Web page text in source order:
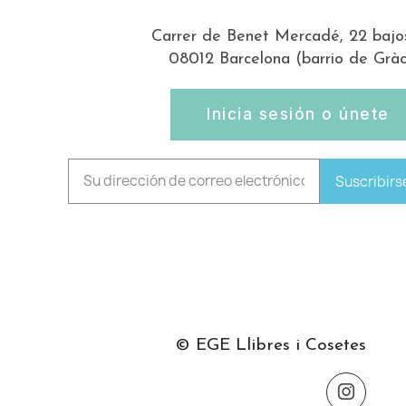
Carrer de Benet Mercadé, 22
08012 Barcelona (barrio de
Inicia sesión o únete
© EGE Llibres i Cosetes